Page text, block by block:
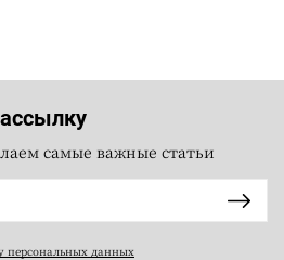
самые важные статьи
персональных данных